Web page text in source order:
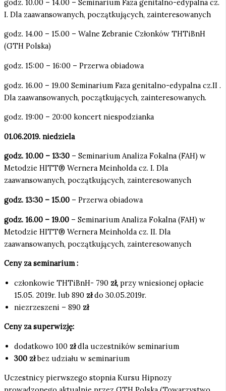
godz. 10.00 – 14.00 – Seminarium Faza genitalno-edypalna cz.
I. Dla zaawansowanych, początkujących, zainteresowanych
godz. 14.00 – 15.00 – Walne Zebranie Członków THTiBnH
(GTH Polska)
godz. 15:00 – 16:00 – Przerwa obiadowa
godz. 16.00 – 19.00 Seminarium Faza genitalno-edypalna cz.II .
Dla zaawansowanych, początkujących, zainteresowanych.
godz. 19:00 – 20:00 koncert niespodzianka
01.06.2019. niedziela
godz. 10.00 – 13:30 – Seminarium Analiza Fokalna (FAH) w
Metodzie HITT® Wernera Meinholda cz. I. Dla
zaawansowanych, początkujących, zainteresowanych
godz. 13:30 – 15.00 – Przerwa obiadowa
godz. 16.00 – 19.00 – Seminarium Analiza Fokalna (FAH) w
Metodzie HITT® Wernera Meinholda cz. II. Dla
zaawansowanych, początkujących, zainteresowanych
Ceny za seminarium :
członkowie THTiBnH- 790 zł, przy wniesionej opłacie
15.05. 2019r. lub 890 złdo 30.05.2019r.
niezrzeszeni – 890 zł
Ceny za superwizję:
dodatkowo 100 złdla uczestników seminarium
300 złbez udziału w seminarium
Uczestnicy pierwszego stopnia Kursu Hipnozy